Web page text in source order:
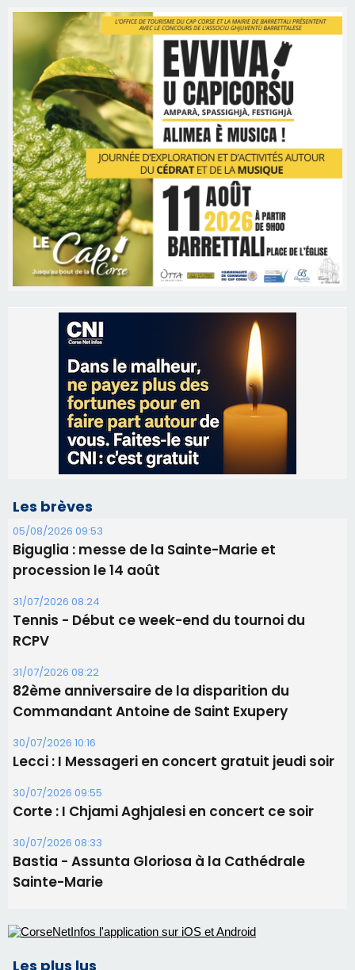
Les brèves
05/08/2026 09:53
Biguglia : messe de la Sainte-Marie et
procession le 14 août
31/07/2026 08:24
Tennis - Début ce week-end du tournoi du
RCPV
31/07/2026 08:22
82ème anniversaire de la disparition du
Commandant Antoine de Saint Exupery
30/07/2026 10:16
Lecci : I Messageri en concert gratuit jeudi soir
30/07/2026 09:55
Corte : I Chjami Aghjalesi en concert ce soir
30/07/2026 08:33
Bastia - Assunta Gloriosa à la Cathédrale
Sainte-Marie
Les plus lus